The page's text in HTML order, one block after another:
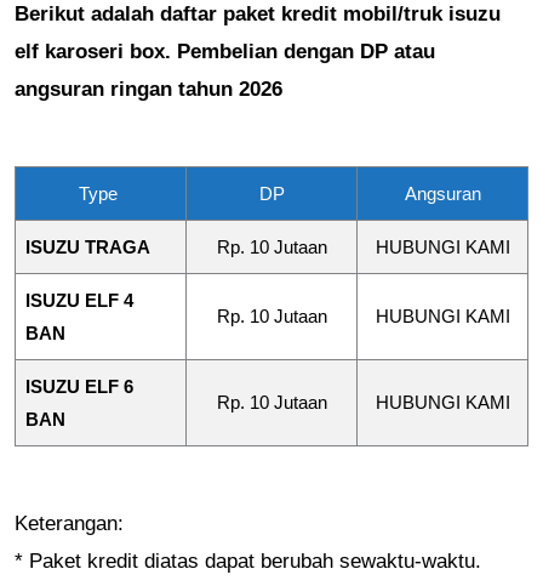
Berikut adalah daftar paket kredit mobil/truk isuzu
elf karoseri box. Pembelian dengan DP atau
angsuran ringan tahun 2026
Type DP Angsuran
ISUZU TRAGA Rp. 10 Jutaan HUBUNGI KAMI
ISUZU ELF 4
BAN
Rp. 10 Jutaan HUBUNGI KAMI
ISUZU ELF 6
BAN
Rp. 10 Jutaan HUBUNGI KAMI
Keterangan:
* Paket kredit diatas dapat berubah sewaktu-waktu.